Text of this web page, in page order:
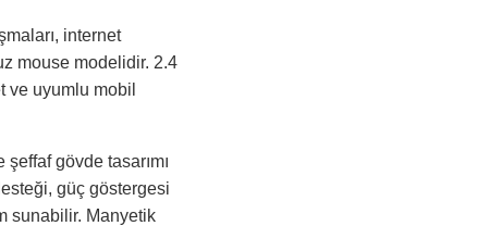
internet
mouse modelidir. 2.4
ve uyumlu mobil
gövde tasarımı
güç göstergesi
sunabilir. Manyetik